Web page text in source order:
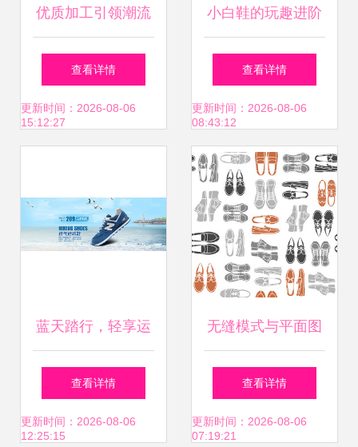
优质加工引领潮流
专业鞋子加工与定
制工厂解析
查看详情
更新时间：2026-08-06
15:12:27
小白鞋的玩趣进阶
从经典单品到个性
表达的时髦鞋履
查看详情
更新时间：2026-08-06
08:43:12
蓝天踏行，轻享运
动 透气运动鞋促销
海报
查看详情
更新时间：2026-08-06
12:25:15
无缝模式与平面图
标 男装鞋履设计的
极简革命
查看详情
更新时间：2026-08-06
07:19:21